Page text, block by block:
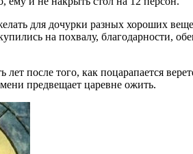
для дочурки разных хороших
на похвалу, благодарности,
после того, как поцарапается
предвещает царевне ожить.